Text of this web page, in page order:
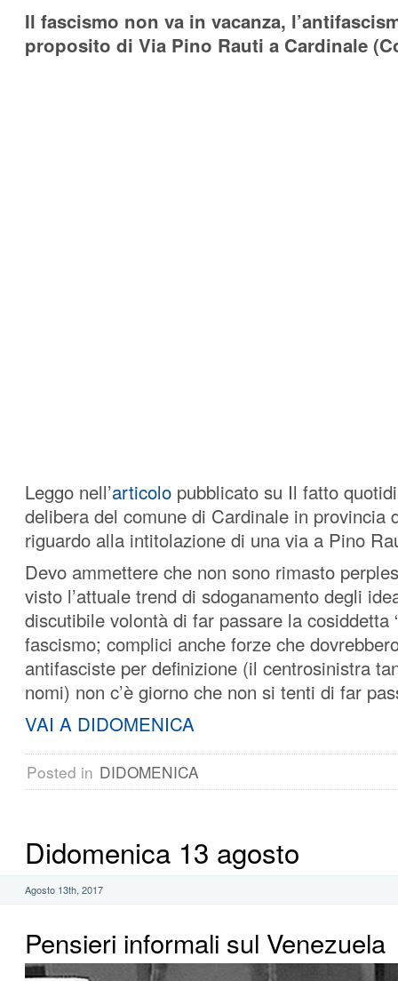
Il fascismo non va in vacanza,
proposito di Via Pino Rauti a Cardinale
Leggo nell’articolo pubblicato su Il fatto
delibera del comune di Cardinale in provincia
riguardo alla intitolazione di una via a Pino
Devo ammettere che non sono rimasto
visto l’attuale trend di sdoganamento degli
discutibile volontà di far passare la cosiddetta
fascismo; complici anche forze che
antifasciste per definizione (il centrosinistra
nomi) non c’è giorno che non si tenti di far
VAI A DIDOMENICA
Posted in DIDOMENICA
Didomenica 13 agosto
Agosto 13th, 2017
Pensieri informali sul Venezuela